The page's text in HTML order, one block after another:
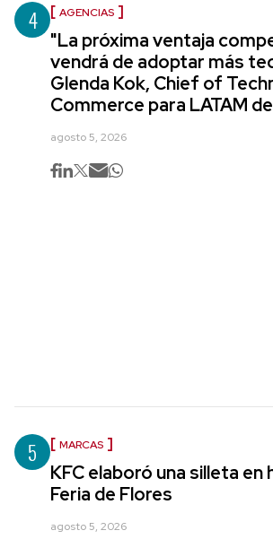
4 AGENCIAS
"La próxima ventaja
vendrá de adoptar más
Glenda Kok, Chief of
Commerce para LATAM
agosto 5, 2026
5 MARCAS
KFC elaboró una silleta en
Feria de Flores
agosto 5, 2026